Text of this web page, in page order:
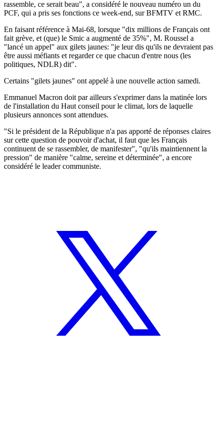
rassemble, ce serait beau", a considéré le nouveau numéro un du
PCF, qui a pris ses fonctions ce week-end, sur BFMTV et RMC.
En faisant référence à Mai-68, lorsque "dix millions de Français ont
fait grève, et (que) le Smic a augmenté de 35%", M. Roussel a
"lancé un appel" aux gilets jaunes: "je leur dis qu'ils ne devraient pas
être aussi méfiants et regarder ce que chacun d'entre nous (les
politiques, NDLR) dit".
Certains "gilets jaunes" ont appelé à une nouvelle action samedi.
Emmanuel Macron doit par ailleurs s'exprimer dans la matinée lors
de l'installation du Haut conseil pour le climat, lors de laquelle
plusieurs annonces sont attendues.
"Si le président de la République n'a pas apporté de réponses claires
sur cette question de pouvoir d'achat, il faut que les Français
continuent de se rassembler, de manifester", "qu'ils maintiennent la
pression" de manière "calme, sereine et déterminée", a encore
considéré le leader communiste.